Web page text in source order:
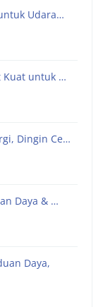
Udara…
Kuat untuk …
Dingin Ce…
Daya & …
Daya,